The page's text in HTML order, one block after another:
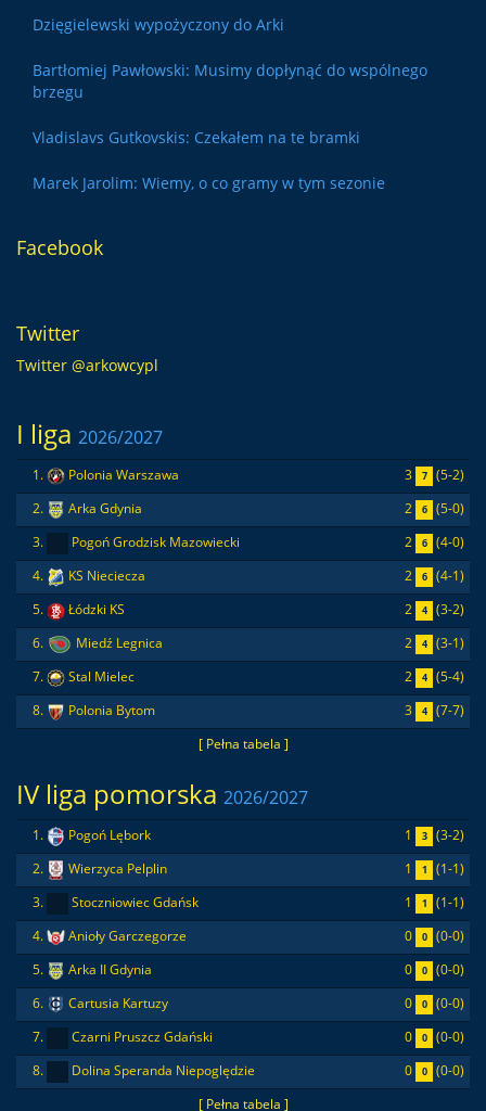
Dzięgielewski wypożyczony do Arki
Bartłomiej Pawłowski: Musimy dopłynąć do wspólnego
brzegu
Vladislavs Gutkovskis: Czekałem na te bramki
Marek Jarolim: Wiemy, o co gramy w tym sezonie
Facebook
Twitter
Twitter @arkowcypl
I liga 2026/2027
[ Pełna tabela ]
1. Polonia Warszawa 3 7
(5-2)
2.
Arka Gdynia 2 6
(5-0)
3.
Pogoń Grodzisk Mazowiecki 2 6
(4-0)
4.
KS Nieciecza 2 6
(4-1)
5.
Łódzki KS 2 4
(3-2)
6.
Miedź Legnica 2 4
(3-1)
7.
Stal Mielec 2 4
(5-4)
8.
Polonia Bytom 3 4 (7-7)
IV liga pomorska 2026/2027
[ Pełna tabela ]
1. Pogoń Lębork 1 3
(3-2)
2.
Wierzyca Pelplin 1 1
(1-1)
3.
Stoczniowiec Gdańsk 1 1
(1-1)
4.
Anioły Garczegorze 0 0
(0-0)
5.
Arka II Gdynia 0 0
(0-0)
6.
Cartusia Kartuzy 0 0
(0-0)
7.
Czarni Pruszcz Gdański 0 0
(0-0)
8.
Dolina Speranda Niepoględzie 0 0 (0-0)